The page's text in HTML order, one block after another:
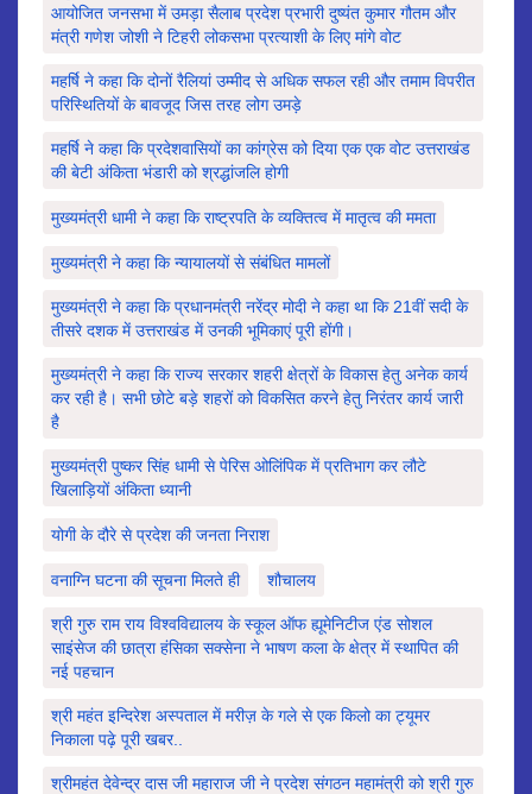
आयोजित जनसभा में उमड़ा सैलाब प्रदेश प्रभारी दुष्यंत कुमार गौतम और
मंत्री गणेश जोशी ने टिहरी लोकसभा प्रत्याशी के लिए मांगे वोट
महर्षि ने कहा कि दोनों रैलियां उम्मीद से अधिक सफल रही और तमाम विपरीत
परिस्थितियों के बावजूद जिस तरह लोग उमड़े
महर्षि ने कहा कि प्रदेशवासियों का कांग्रेस को दिया एक एक वोट उत्तराखंड
की बेटी अंकिता भंडारी को श्रद्धांजलि होगी
मुख्यमंत्री धामी ने कहा कि राष्ट्रपति के व्यक्तित्व में मातृत्व की ममता
मुख्यमंत्री ने कहा कि न्यायालयों से संबंधित मामलों
मुख्यमंत्री ने कहा कि प्रधानमंत्री नरेंद्र मोदी ने कहा था कि 21वीं सदी के
तीसरे दशक में उत्तराखंड में उनकी भूमिकाएं पूरी होंगी।
मुख्यमंत्री ने कहा कि राज्य सरकार शहरी क्षेत्रों के विकास हेतु अनेक कार्य
कर रही है। सभी छोटे बड़े शहरों को विकसित करने हेतु निरंतर कार्य जारी
है
मुख्यमंत्री पुष्कर सिंह धामी से पेरिस ओलिंपिक में प्रतिभाग कर लौटे
खिलाड़ियों अंकिता ध्यानी
योगी के दौरे से प्रदेश की जनता निराश
वनाग्नि घटना की सूचना मिलते ही शौचालय
श्री गुरु राम राय विश्वविद्यालय के स्कूल ऑफ ह्यूमेनिटीज एंड सोशल
साइंसेज की छात्रा हंसिका सक्सेना ने भाषण कला के क्षेत्र में स्थापित की
नई पहचान
श्री महंत इन्दिरेश अस्पताल में मरीज़ के गले से एक किलो का ट्यूमर
निकाला पढ़े पूरी खबर..
श्रीमहंत देवेन्द्र दास जी महाराज जी ने प्रदेश संगठन महामंत्री को श्री गुरु